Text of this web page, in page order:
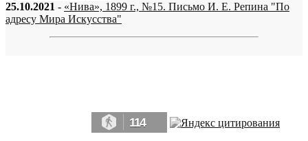
25.10.2021 - «Нива», 1899 г., №15. Письмо И. Е. Репина "По
адресу Мира Искусства"
114